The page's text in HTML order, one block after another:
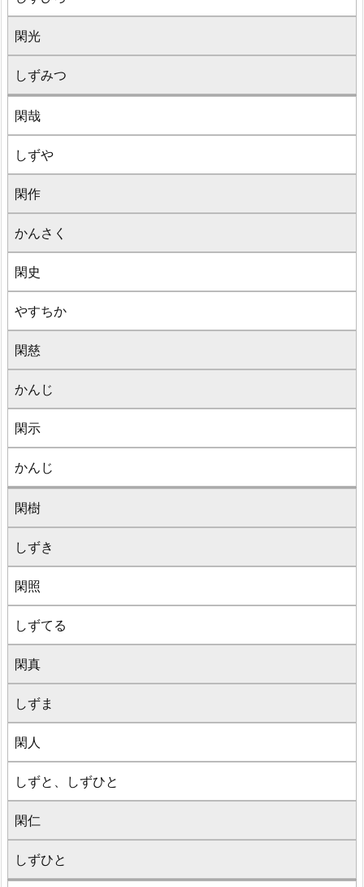
閑光
しずみつ
閑哉
しずや
閑作
かんさく
閑史
やすちか
閑慈
かんじ
閑示
かんじ
閑樹
しずき
閑照
しずてる
閑真
しずま
閑人
しずと、しずひと
閑仁
しずひと